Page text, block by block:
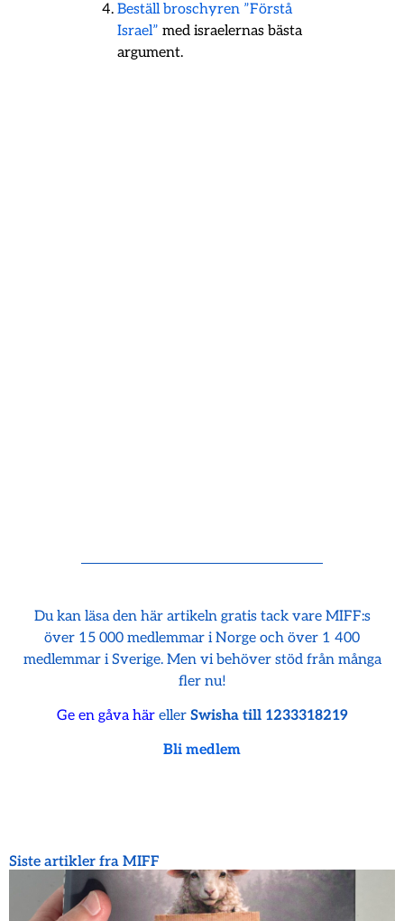
Beställ broschyren ”Förstå
Israel” med israelernas bästa
argument.
Du kan läsa den här artikeln gratis tack vare MIFF:s
över 15 000 medlemmar i Norge och över 1 400
medlemmar i Sverige. Men vi behöver stöd från många
fler nu!
Ge en gåva häreller Swisha till 1233318219
Bli medlem
Siste artikler fra MIFF